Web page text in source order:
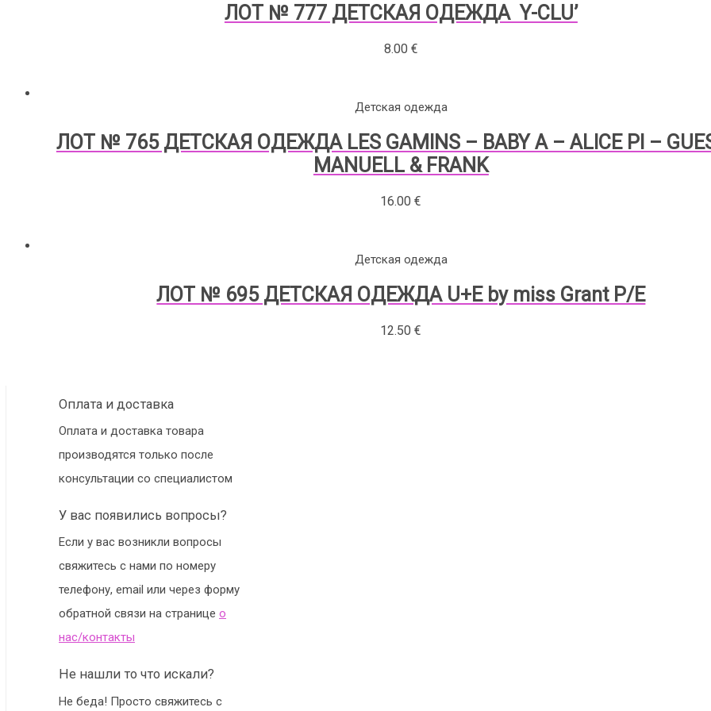
ЛОТ № 777 ДЕТСКАЯ ОДЕЖДА Y-CLU’
8.00 €
Детская одежда
ЛОТ № 765 ДЕТСКАЯ ОДЕЖДА LES GAMINS – BABY A – ALICE PI –
MANUELL & FRANK
16.00€
Детская одежда
ЛОТ № 695 ДЕТСКАЯ ОДЕЖДА U+E by miss Grant P/E
12.50€
Оплата и доставка
Оплата и доставка товара
производятся только после
консультации со специалистом
У вас появились вопросы?
Если у вас возникли вопросы
свяжитесь с нами по номеру
телефону, email или через форму
обратной связи на странице о
нас/контакты
Не нашли то что искали?
Не беда! Просто свяжитесь с